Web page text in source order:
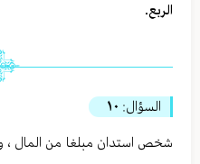
الربع.
السؤال: ١٠
شخص استدان مبلغا من المال